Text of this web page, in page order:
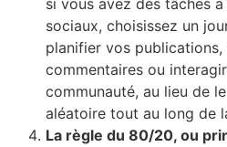
si vous avez des tâches
sociaux, choisissez un
planifier vos publications,
commentaires ou
communauté, au lieu de
aléatoire tout au long de
La règle du 80/20, ou